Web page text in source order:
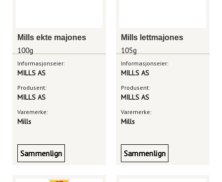
Mills ekte majones
100g
Informasjonseier:
MILLS AS
Produsent:
MILLS AS
Varemerke:
Mills
Sammenlign
Mills lettmajones
105g
Informasjonseier:
MILLS AS
Produsent:
MILLS AS
Varemerke:
Mills
Sammenlign